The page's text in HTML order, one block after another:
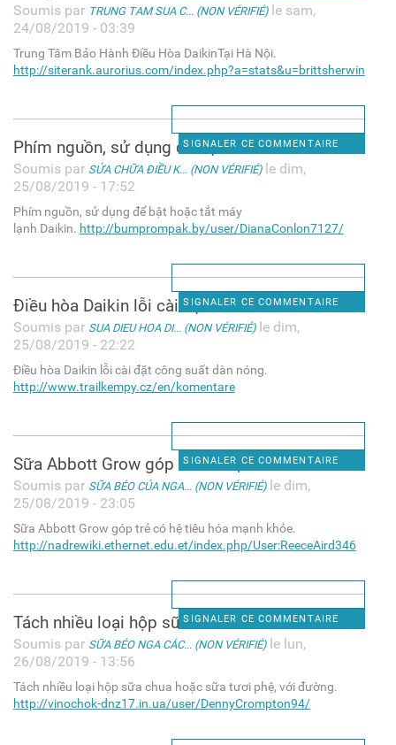
Soumis par TRUNG TAM SUA C... (NON VÉRIFIÉ)le sam,
24/08/2019 - 03:39
Trung Tâm Bảo Hành Điều Hòa DaikinTại Hà Nội.
http://siterank.aurorius.com/index.php?a=stats&u=brittsherwin
SIGNALER CE COMMENTAIRE
Phím nguồn, sử dụng để bật
Soumis par SỬA CHỮA ĐIỀU K... (NON VÉRIFIÉ)le dim,
25/08/2019 - 17:52
Phím nguồn, sử dụng để bật hoặc tắt máy
lạnh Daikin. http://bumprompak.by/user/DianaConlon7127/
SIGNALER CE COMMENTAIRE
Điều hòa Daikin lỗi cài đặt
Soumis par SUA DIEU HOA DI... (NON VÉRIFIÉ)le dim,
25/08/2019 - 22:22
Điều hòa Daikin lỗi cài đặt công suất dàn nóng.
http://www.trailkempy.cz/en/komentare
SIGNALER CE COMMENTAIRE
Sữa Abbott Grow góp trẻ có hệ
Soumis par SỮA BÉO CỦA NGA... (NON VÉRIFIÉ)le dim,
25/08/2019 - 23:05
Sữa Abbott Grow góp trẻ có hệ tiêu hóa mạnh khỏe.
http://nadrewiki.ethernet.edu.et/index.php/User:ReeceAird346
SIGNALER CE COMMENTAIRE
Tách nhiều loại hộp sữa chua
Soumis par SỮA BÉO NGA CÁC... (NON VÉRIFIÉ)le lun,
26/08/2019 - 13:56
Tách nhiều loại hộp sữa chua hoặc sữa tươi phệ, với đường.
http://vinochok-dnz17.in.ua/user/DennyCrompton94/